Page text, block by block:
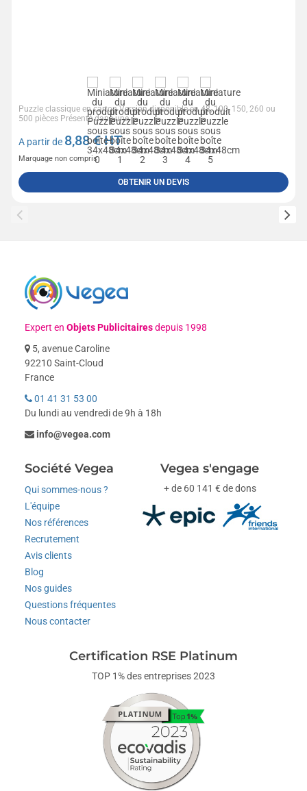
Puzzle classique en carton Version disponible en 48, 100, 150, 260 ou
500 pièces Présenté dans une...
A partir de 8,88€ HT
Marquage non compris
OBTENIR UN DEVIS
Expert enObjets Publicitairesdepuis 1998
5, avenue Caroline
92210 Saint-Cloud
France
01 41 31 53 00
Du lundi au vendredi de 9h à 18h
info@vegea.com
Société Vegea
Qui sommes-nous ?
L'équipe
Nos références
Recrutement
Avis clients
Blog
Nos guides
Questions fréquentes
Nous contacter
Vegea s'engage
+ de 60 141 € de dons
Certification RSE Platinum
TOP 1% des entreprises 2023